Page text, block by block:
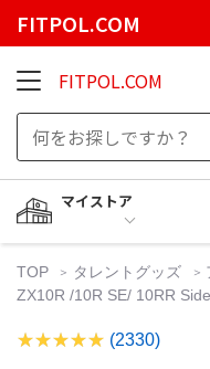
FITPOL.COM
FITPOL.COM
マイストア
TOP タレントグッズ
ZX10R /10R SE/ 10RR
(2330)